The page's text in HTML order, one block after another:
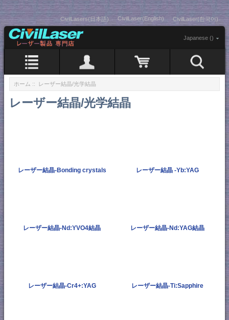
CivilLasers(日本語) CivilLaser(English) CivilLaser(한국어)
Japanese ()
ホーム :: レーザー結晶/光学結晶
レーザー結晶/光学結晶
レーザー結晶-Bonding crystals レーザー結晶 -Yb:YAG
レーザー結晶-Nd:YVO4結晶 レーザー結晶-Nd:YAG結晶
レーザー結晶-Cr4+:YAG レーザー結晶-Ti:Sapphire